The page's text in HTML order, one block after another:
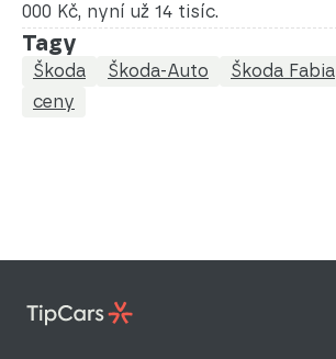
000 Kč, nyní už 14 tisíc.
Tagy
Škoda Škoda-Auto Škoda Fabia
ceny